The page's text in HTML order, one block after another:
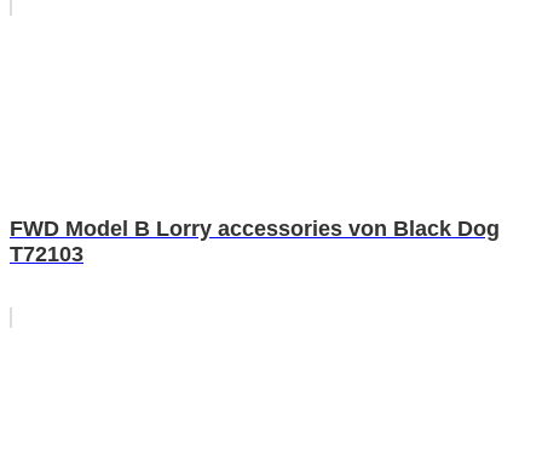
FWD Model B Lorry accessories von Black Dog
T72103